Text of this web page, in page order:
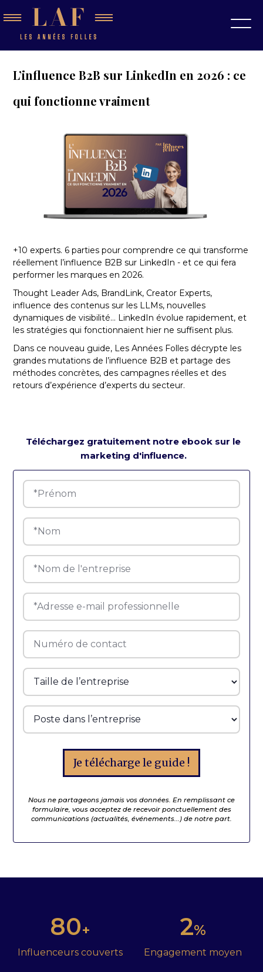
L’influence B2B sur LinkedIn en 2026 : ce
qui fonctionne vraiment
+10 experts. 6 parties pour comprendre ce qui transforme
réellement l’influence B2B sur LinkedIn - et ce qui fera
performer les marques en 2026.
Thought Leader Ads, BrandLink, Creator Experts,
influence des contenus sur les LLMs, nouvelles
dynamiques de visibilité… LinkedIn évolue rapidement, et
les stratégies qui fonctionnaient hier ne suffisent plus.
Dans ce nouveau guide, Les Années Folles décrypte les
grandes mutations de l’influence B2B et partage des
méthodes concrètes, des campagnes réelles et des
retours d’expérience d’experts du secteur.
Téléchargez gratuitement notre ebook sur le
marketing d'influence.
Nous ne partageons jamais vos données. En remplissant ce
formulaire, vous acceptez de recevoir ponctuellement des
communications (actualités, événements...) de notre part.
80+
Influenceurs couverts
2%
Engagement moyen